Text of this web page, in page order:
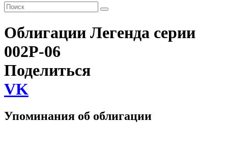
Облигации Легенда серии
002P-06
Поделиться
VK
Упоминания об облигации